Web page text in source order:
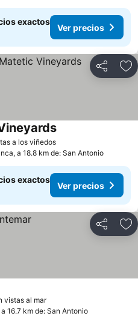
exactos
Ver precios
Compartir
a los viñedosVer precios
Ver precios
a 18.8 km de: San Antonio
exactos
Ver precios
Compartir
vistas al marVer precios
a 16.7 km de: San Antonio